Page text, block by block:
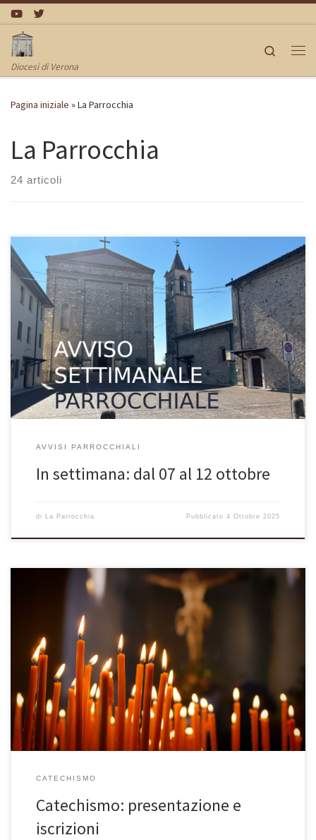
Passa al contenuto
Diocesi di Verona
Search
Pagina iniziale »La Parrocchia
La Parrocchia
24 articoli
VOLANTINO SETTIMANALE PARROCCHIALE 5 ottobre – 27^
domenica del Tempo Ordinario – Anno C In quel tempo, gli
apostoli dissero al Signore: «Accresci in noi la fede!». Il Signore
rispose: «Se aveste fede quanto un granello di senape, potreste
dire a questo gelso: “Sràdicati e vai a piantarti nel mare”, […]
AVVISI PARROCCHIALI
In settimana: dal 07 al 12 ottobre
di La Parrocchia Pubblicato4 Ottobre 2025
Parrocchie di San Benedetto di Lugana e Beato Andrea unite per
la presentazione e iscrizioni all’anno catechistico 2025-2026.
Venerdì 10 Ottobre 2025 alle ore 20:30 presso la Chiesa di San
Benedetto di Lugana L’invito è rivolto a tutte le famiglie dei
ragazzi frequentanti le seguenti classi: 3^- 4^- 5^ PRIMARIA […]
CATECHISMO
Catechismo: presentazione e
iscrizioni